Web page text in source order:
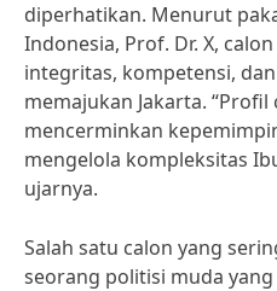
diperhatikan. Menurut
Indonesia, Prof. Dr. X,
integritas, kompetensi,
memajukan Jakarta.
mencerminkan
mengelola kompleksitas
ujarnya.
Salah satu calon yang
seorang politisi muda